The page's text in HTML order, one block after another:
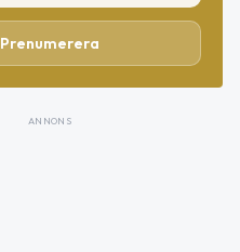
Prenumerera
ANNONS